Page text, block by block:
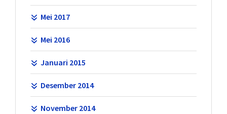
Mei 2017
Mei 2016
Januari 2015
Desember 2014
November 2014